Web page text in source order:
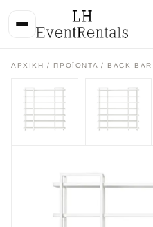
ΑΡΧΙΚΉ / ΠΡΟΪΌΝΤΑ / BACK BAR